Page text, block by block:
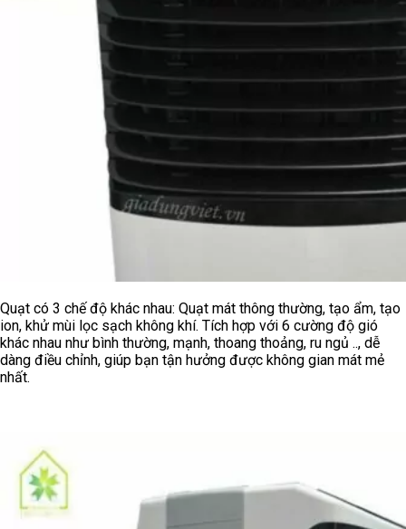
Quạt có 3 chế độ khác nhau: Quạt mát thông thường, tạo ẩm, tạo
ion, khử mùi lọc sạch không khí. Tích hợp với 6 cường độ gió
khác nhau như bình thường, mạnh, thoang thoảng, ru ngủ .., dễ
dàng điều chỉnh, giúp bạn tận hưởng được không gian mát mẻ
nhất.